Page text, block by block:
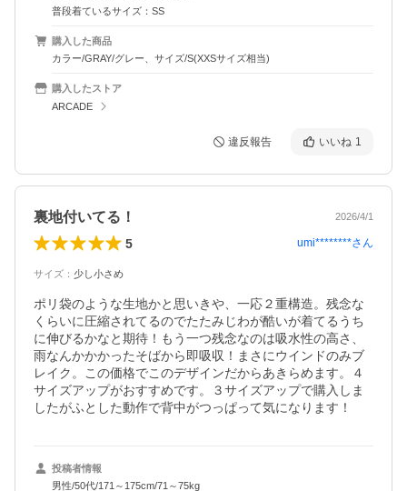
普段着ているサイズ：SS
購入した商品
カラー/GRAY/グレー、サイズ/S(XXSサイズ相当)
購入したストア
ARCADE
違反報告 いいね 1
裏地付いてる！ 2026/4/1
5 umi********さん
サイズ ： 少し小さめ
ポリ袋のような生地かと思いきや、一応２重構造。残念な
くらいに圧縮されてるのでたたみじわが酷いが着てるうち
に伸びるかなと期待！もう一つ残念なのは吸水性の高さ、
雨なんかかかったそばから即吸収！まさにウインドのみブ
レイク。この価格でこのデザインだからあきらめます。４
サイズアップがおすすめです。３サイズアップで購入しま
したがふとした動作で背中がつっぱって気になります！
投稿者情報
男性/50代/171～175cm/71～75kg